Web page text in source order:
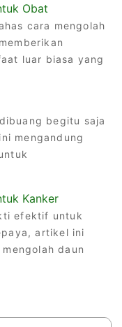
Obat
cara mengolah
luar biasa yang
begitu saja
mengandung
Kanker
efektif untuk
artikel ini
daun